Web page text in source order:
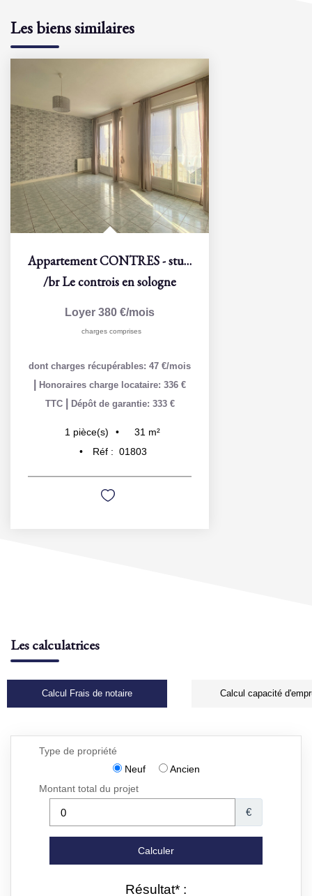
Les biens similaires
Appartement CONTRES - studio - 30,5 m2
/brLe controis en sologne
Loyer 380 €/mois
charges comprises
dont charges récupérables: 47 €/mois
Honoraires charge locataire: 336 €
TTC
Dépôt de garantie: 333 €
1 pièce(s) 31 m²
Réf : 01803
Les calculatrices
Calcul Frais de notaire Calcul capacité